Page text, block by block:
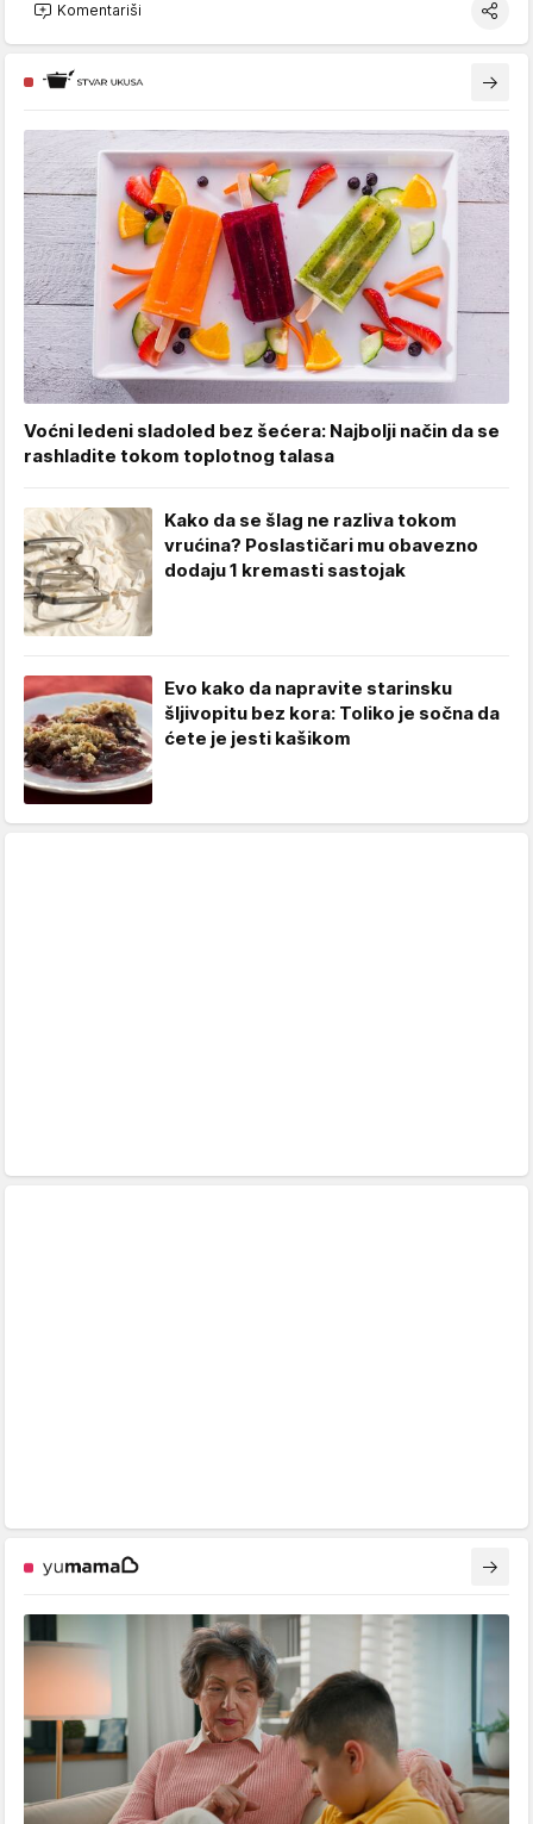
Komentariši
Voćni ledeni sladoled bez šećera: Najbolji način da se
rashladite tokom toplotnog talasa
Kako da se šlag ne razliva tokom
vrućina? Poslastičari mu obavezno
dodaju 1 kremasti sastojak
Evo kako da napravite starinsku
šljivopitu bez kora: Toliko je sočna da
ćete je jesti kašikom